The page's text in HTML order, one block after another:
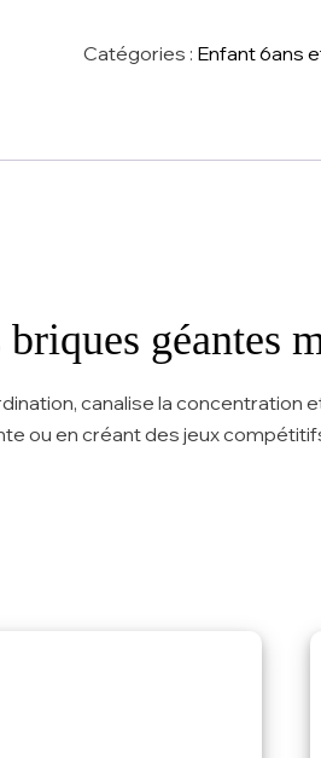
Catégories : Enfant 6ans
géantes
canalise la concentration
ou en créant des jeux